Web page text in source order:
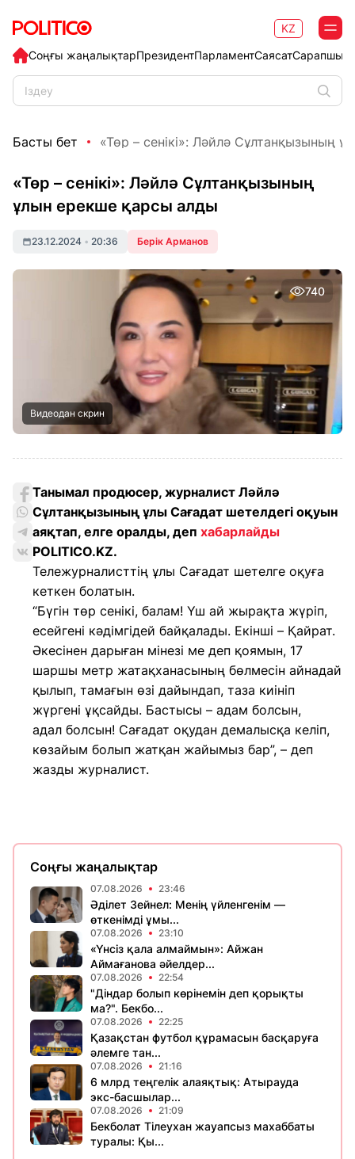
Соңғы жаңалықтарПрезидентПарламентСаясат
KZ
Басты бет «Төр – сенікі»: Ләйлә Сұлтанқызының
«Төр – сенікі»: Ләйлә Сұлтанқызының
ұлын ерекше қарсы алды
23.12.2024 • 20:36 Берік Арманов
740
Видеодан скрин
Танымал продюсер, журналист Ләйлә
Сұлтанқызының ұлы Сағадат шетелдегі оқуын
аяқтап, елге оралды, деп хабарлайды
POLITICO.KZ.
Тележурналисттің ұлы Сағадат шетелге оқуға
кеткен болатын.
“Бүгін төр сенікі, балам! Үш ай жырақта жүріп,
есейгені кәдімгідей байқалады. Екінші – Қайрат.
Әкесінен дарыған мінезі ме деп қоямын, 17
шаршы метр жатақханасының бөлмесін айнадай
қылып, тамағын өзі дайындап, таза киініп
жүргені ұқсайды. Бастысы – адам болсын,
адал болсын! Сағадат оқудан демалысқа келіп,
көзайым болып жатқан жайымыз бар”, – деп
жазды журналист.
Соңғы жаңалықтар
07.08.2026 23:46
Әділет Зейнел: Менің үйленгенім —
өткенімді ұмы...
07.08.2026 23:10
«Үнсіз қала алмаймын»: Айжан
Аймағанова әйелдер...
07.08.2026 22:54
"Діндар болып көрінемін деп қорықты
ма?". Бекбо...
07.08.2026 22:25
Қазақстан футбол құрамасын басқаруға
әлемге тан...
07.08.2026 21:16
6 млрд теңгелік алаяқтық: Атырауда
экс-басшылар...
07.08.2026 21:09
Бекболат Тілеухан жауапсыз махаббаты
туралы: Қы...